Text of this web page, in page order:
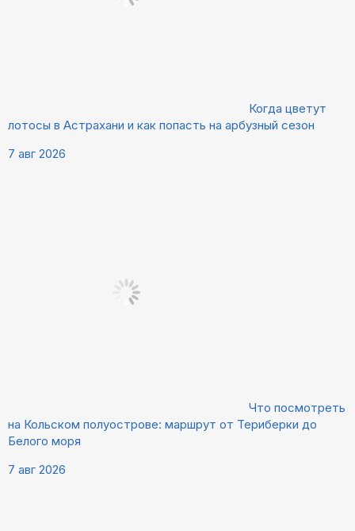
Когда цветут
лотосы в Астрахани и как попасть на арбузный сезон
7 авг 2026
Что посмотреть
на Кольском полуострове: маршрут от Териберки до
Белого моря
7 авг 2026